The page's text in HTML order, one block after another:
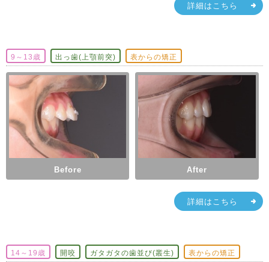
詳細はこちら
9～13歳 出っ歯(上顎前突) 表からの矯正
Before After
詳細はこちら
14～19歳 開咬 ガタガタの歯並び(叢生) 表からの矯正